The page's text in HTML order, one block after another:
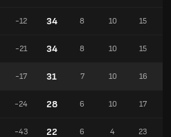
-12 34 8 10 15
-21 34 8 10 15
-17 31 7 10 16
-24 28 6 10 17
-43 22 6 4 23